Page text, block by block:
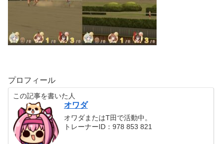
プロフィール
この記事を書いた人
オワダ
オワダまたはT田で活動中。
トレーナーID：978 853 821